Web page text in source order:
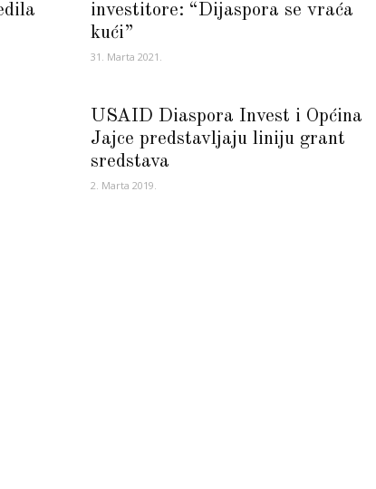
investitore: “Dijaspora se vraća
kući”
31. Marta 2021.
USAID Diaspora Invest i Općina
Jajce predstavljaju liniju grant
sredstava
2. Marta 2019.